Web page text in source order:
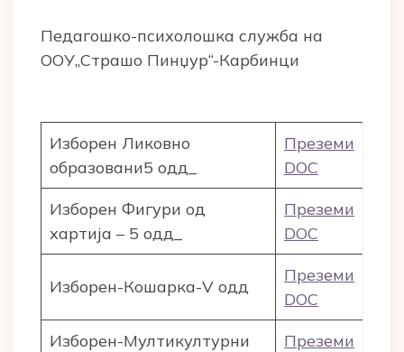
Педагошко-психолошка служба на
ООУ„Страшо Пинџур“-Карбинци
Изборен Ликовно
образовани5 одд_
Преземи
DOC
Изборен Фигури од
хартија – 5 одд_
Преземи
DOC
Изборен-Кошарка-V одд
Преземи
DOC
Изборен-Мултикултурни
Преземи